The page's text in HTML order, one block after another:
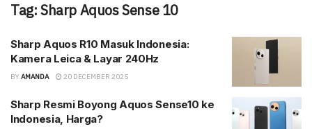
Tag:Sharp Aquos Sense 10
Sharp Aquos R10 Masuk Indonesia:
Kamera Leica & Layar 240Hz
BY AMANDA 20 DECEMBER 2025
Sharp Resmi Boyong Aquos Sense10 ke
Indonesia, Harga?